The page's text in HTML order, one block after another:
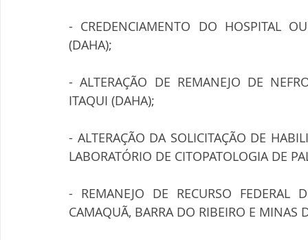
- CREDENCIAMENTO DO HOSPITAL
(DAHA);
- ALTERAÇÃO DE REMANEJO DE
ITAQUI (DAHA);
- ALTERAÇÃO DA SOLICITAÇÃO DE
LABORATÓRIO DE CITOPATOLOGIA DE
- REMANEJO DE RECURSO FEDERAL
CAMAQUÃ, BARRA DO RIBEIRO E MINAS